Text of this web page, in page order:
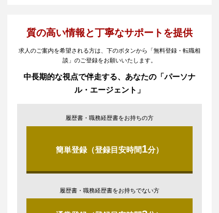
質の高い情報と丁寧なサポートを提供
求人のご案内を希望される方は、下のボタンから「無料登録・転職相
談」のご登録をお願いいたします。
中長期的な視点で伴走する、あなたの「パーソナ
ル・エージェント」
履歴書・職務経歴書をお持ちの方
簡単登録（登録目安時間1分）
履歴書・職務経歴書をお持ちでない方